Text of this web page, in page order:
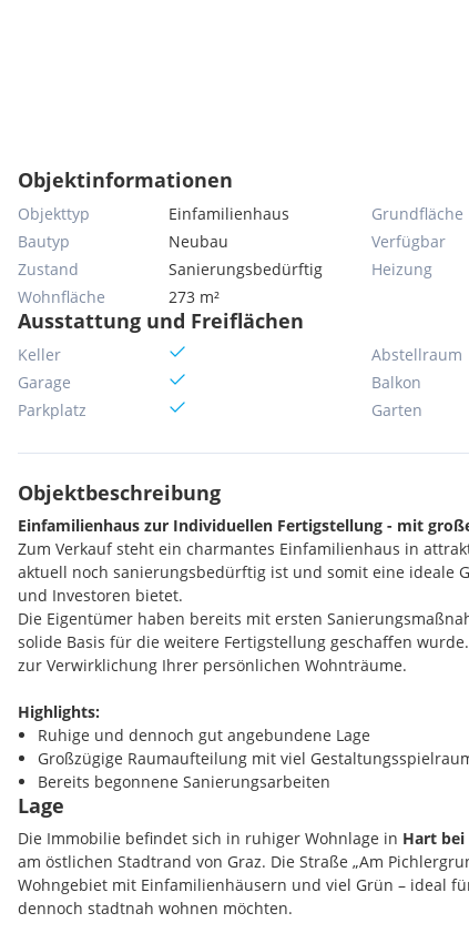
Objektinformationen
Objekttyp
Einfamilienhaus
Bautyp
Neubau
Zustand
Sanierungsbedürftig
Wohnfläche
273 m²
Grundfläche
Verfügbar
Heizung
Ausstattung und Freiflächen
Keller
Garage
Parkplatz
Abstellraum
Balkon
Garten
Objektbeschreibung
Einfamilienhaus zur Individuellen Fertigstellung - mit
Zum Verkauf steht ein charmantes Einfamilienhaus in
aktuell noch sanierungsbedürftig ist und somit eine ideale
und Investoren bietet.
Die Eigentümer haben bereits mit ersten
solide Basis für die weitere Fertigstellung geschaffen
zur Verwirklichung Ihrer persönlichen Wohnträume.
Highlights:
Ruhige und dennoch gut angebundene Lage
Großzügige Raumaufteilung mit viel
Bereits begonnene Sanierungsarbeiten
Individuelle Fertigstellung nach eigenen Vorstellungen
Der Verkauf erfolgt im derzeitigen Zustand zu einem Preis
Optional besteht die Möglichkeit, das Haus gegen Aufpreis
lassen. Details zur Ausführung und Preisgestaltung können
Gespräch besprochen werden.
Lage
Die Immobilie befindet sich in ruhiger Wohnlage in Hart bei
am östlichen Stadtrand von Graz. Die Straße „Am
Wohngebiet mit Einfamilienhäusern und viel Grün – ideal
dennoch stadtnah wohnen möchten.